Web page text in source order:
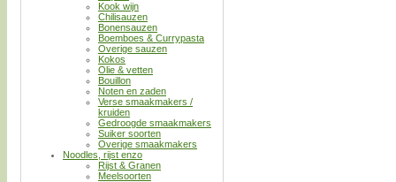
Kook wijn
Chilisauzen
Bonensauzen
Boemboes & Currypasta
Overige sauzen
Kokos
Olie & vetten
Bouillon
Noten en zaden
Verse smaakmakers /
kruiden
Gedroogde smaakmakers
Suiker soorten
Overige smaakmakers
Noodles, rijst enzo
Rijst & Granen
Meelsoorten